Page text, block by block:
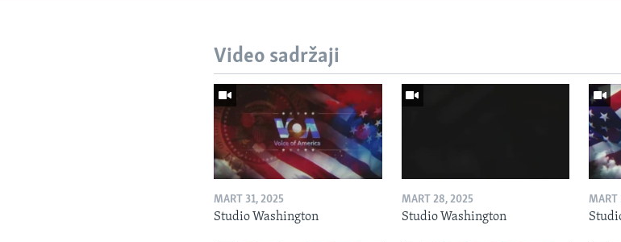
Video sadržaji
MART 31, 2025
Studio Washington
MART 28, 2025
Studio Washington
MART